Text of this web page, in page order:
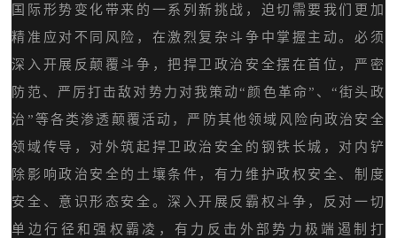
国际形势变化带来的一系列新挑战，迫切需要我们更加
精准应对不同风险，在激烈复杂斗争中掌握主动。必须
深入开展反颠覆斗争，把捍卫政治安全摆在首位，严密
防范、严厉打击敌对势力对我策动“颜色革命”、“街头政
治”等各类渗透颠覆活动，严防其他领域风险向政治安全
领域传导，对外筑起捍卫政治安全的钢铁长城，对内铲
除影响政治安全的土壤条件，有力维护政权安全、制度
安全、意识形态安全。深入开展反霸权斗争，反对一切
单边行径和强权霸凌，有力反击外部势力极端遏制打